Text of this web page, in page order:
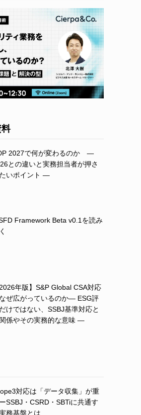
2027で何が変わるのか ―
との違いと実務担当者が押さ
いポイント ―
Framework Beta v0.1を読み
2026年版】S&P Global CSA対応
ぜ広がっているのか― ESG評
けではない、SSBJ基準対応と
係やその実務的な意味 ―
対応は「データ収集」が重
SSBJ・CSRD・SBTiに共通す
務基盤とは